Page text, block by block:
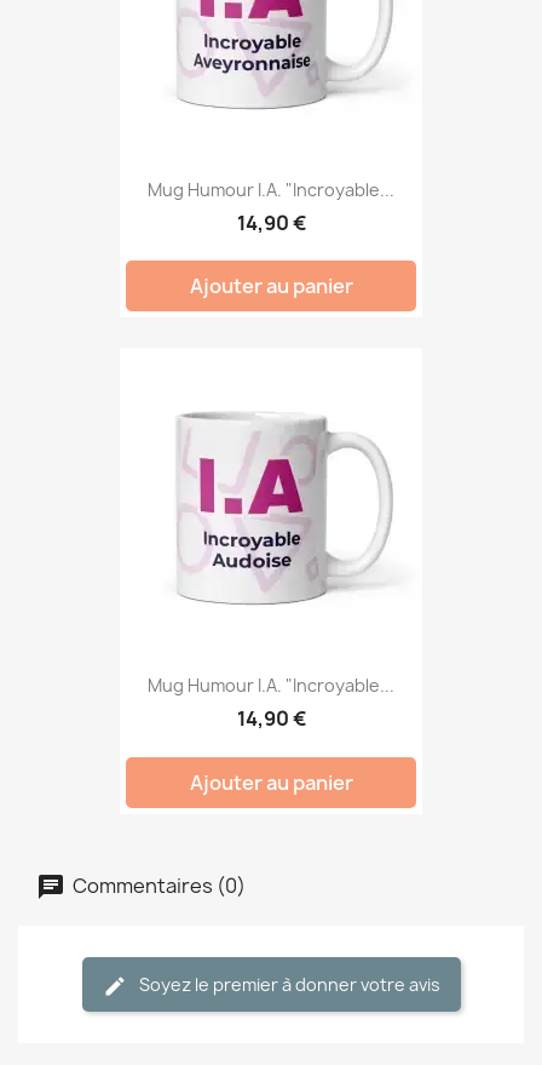
Mug Humour I.A. "Incroyable...
14,90 €
Ajouter au panier
Mug Humour I.A. "Incroyable...
14,90 €
Ajouter au panier
Commentaires (0)
Soyez le premier à donner votre avis